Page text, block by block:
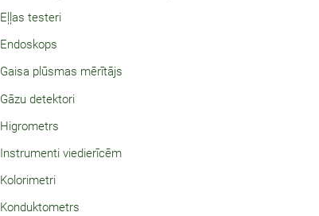
Eļļas testeri
Endoskops
Gaisa plūsmas mērītājs
Gāzu detektori
Higrometrs
Instrumenti viedierīcēm
Kolorimetri
Konduktometrs